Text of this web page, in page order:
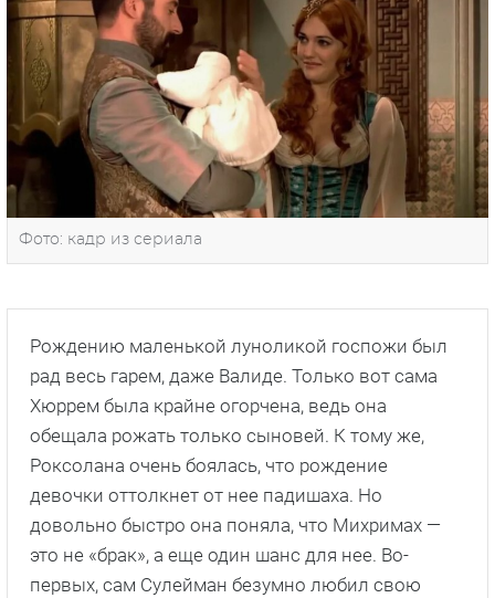
Фото: кадр из сериала
Рождению маленькой луноликой госпожи был
рад весь гарем, даже Валиде. Только вот сама
Хюррем была крайне огорчена, ведь она
обещала рожать только сыновей. К тому же,
Роксолана очень боялась, что рождение
девочки оттолкнет от нее падишаха. Но
довольно быстро она поняла, что Михримах —
это не «брак», а еще один шанс для нее. Во-
первых, сам Сулейман безумно любил свою